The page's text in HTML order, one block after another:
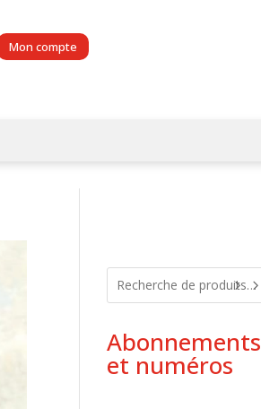
Mon compte
Abonnements
et numéros